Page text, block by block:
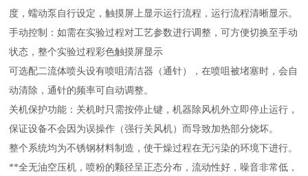
度，蠕动泵自行设定，触摸屏上显示运行流程，运行流程清晰显示。
手动控制：如需在实验过程对工艺参数进行调整，可方便切换至手动
状态，整个实验过程彩色触摸屏显示
可选配二流体喷头设有喷咀清洁器（通针），在喷咀被堵塞时，会自
动清除，通针的频率可自动调整。
关机保护功能：关机时只需按停止键，机器除风机外立即停止运行，
保证设备不会因为误操作（强行关风机）而导致加热部分烧坏。
整个系统均为不锈钢材料制造，使干燥过程在无污染的环境下进行。
**全无油空压机，喷粉的颗径呈正态分布，流动性好，噪音非常低，